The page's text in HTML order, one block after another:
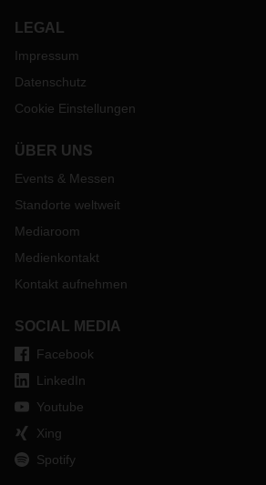
LEGAL
Impressum
Datenschutz
Cookie Einstellungen
ÜBER UNS
Events & Messen
Standorte weltweit
Mediaroom
Medienkontakt
Kontakt aufnehmen
SOCIAL MEDIA
Facebook
LinkedIn
Youtube
Xing
Spotify